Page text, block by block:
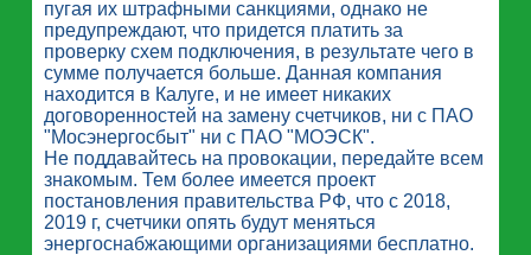
пугая их штрафными санкциями, однако не
предупреждают, что придется платить за
проверку схем подключения, в результате чего в
сумме получается больше. Данная компания
находится в Калуге, и не имеет никаких
договоренностей на замену счетчиков, ни с ПАО
"Мосэнергосбыт" ни с ПАО "МОЭСК".
Не поддавайтесь на провокации, передайте всем
знакомым. Тем более имеется проект
постановления правительства РФ, что с 2018,
2019 г, счетчики опять будут меняться
энергоснабжающими организациями бесплатно.